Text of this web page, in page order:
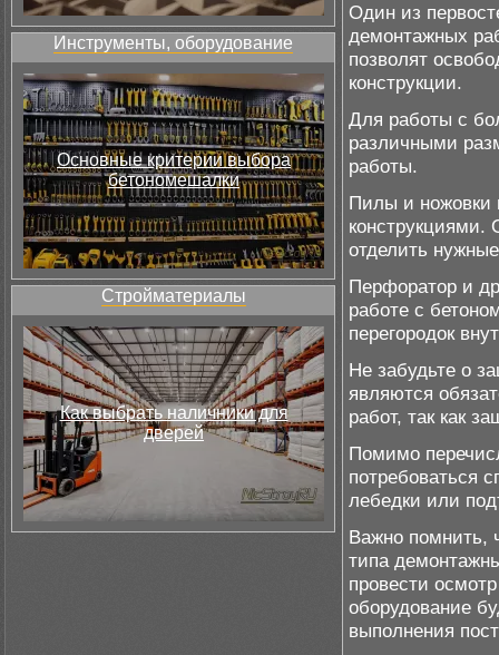
Инструменты, оборудование
Основные критерии выбора
бетономешалки
Стройматериалы
Как выбрать наличники для
дверей
Один из
демонтажных
позволят
конструкции.
Для работы с
различными
работы.
Пилы и ножовки
конструкциями.
отделить
Перфоратор и
работе с
перегородок
Не забудьте о
являются
работ, так как
Помимо
потребоваться
лебедки или
Важно помнить,
типа
провести
оборудование
выполнения